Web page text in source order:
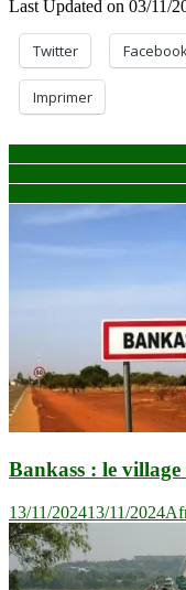
Last Updated on 03/11/
Twitter
Imprimer
Navigation
de
l’article
Bankass : le
13/11/202413/11/2024